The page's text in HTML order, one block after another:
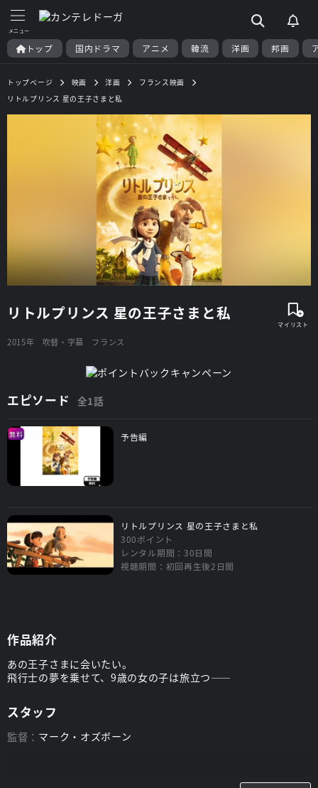
トップ 国内ドラマ アニメ 韓流 洋画 邦画
トップページ 映画 洋画
フランス映画
リトルプリンス 星の王子さまと私
リトルプリンス 星の王子さまと私
2015年 吹替・字幕 フランス
エピソード 全1話
無料 予告編
リトルプリンス 星の王子さまと私
300ポイント
レンタル期間：30日間
視聴期間：初回再生後2日間
作品紹介
あの王子さまに会いたい。
飛行士の夢を乗せて、9歳の女の子は旅立つ――
スタッフ
監督： マーク・オズボーン